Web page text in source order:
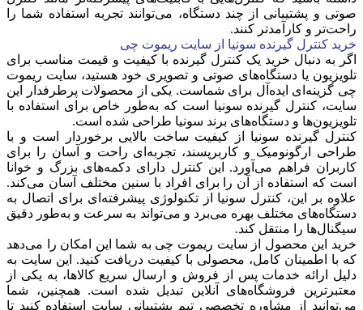
صوتی و پشتیبانی از چند دستگاه، می‌توانند تجربه استفاده شما را
راحت‌تر و کارآمدتر کنند.
خرید کنترل گیرنده سونیا از سایت ریموت چی
اگر به دنبال خرید یک کنترل گیرنده با کیفیت و قیمت مناسب برای
تلویزیون یا دستگاه‌های صوتی و تصویری خود هستید، سایت ریموت
چی گزینه‌ای ایده‌آل برای شماست. یکی از محصولات پرطرفدار این
سایت، کنترل گیرنده سونیا است که به‌طور خاص برای استفاده با
تلویزیون‌ها و دستگاه‌های برند سونیا طراحی شده است.
کنترل گیرنده سونیا از کیفیت ساخت بالایی برخوردار است و با
طراحی ارگونومیک و کاربرپسند، تجربه‌ای راحت و آسان را برای
کاربران فراهم می‌آورد. این کنترل دارای دکمه‌های بزرگ و خوانا
است که استفاده از آن را برای افراد با سنین مختلف آسان می‌کند.
علاوه بر این، کنترل سونیا از تکنولوژی پیشرفته‌ای برای اتصال به
دستگاه‌های مختلف بهره می‌برد و می‌تواند به سرعت و به‌طور دقیق
سیگنال‌ها را منتقل کند.
خرید این محصول از سایت ریموت چی به شما این امکان را می‌دهد
که با اطمینان کامل، محصولی با کیفیت دریافت کنید. این سایت به
دلیل ارائه خدمات پس از فروش و ارسال سریع کالاها، به یکی از
معتبرترین فروشگاه‌های آنلاین تبدیل شده است. همچنین، شما
می‌توانید از مشاوره تخصصی تیم پشتیبانی سایت استفاده کنید تا